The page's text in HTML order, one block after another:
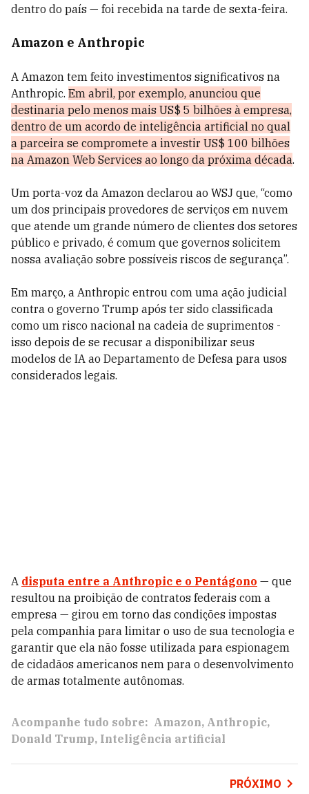
dentro do país — foi recebida na tarde de sexta-feira.
Amazon e Anthropic
A Amazon tem feito investimentos significativos na
Anthropic. Em abril, por exemplo, anunciou que
destinaria pelo menos mais US$ 5 bilhões à empresa,
dentro de um acordo de inteligência artificial no qual
a parceira se compromete a investir US$ 100 bilhões
na Amazon Web Services ao longo da próxima década.
Um porta-voz da Amazon declarou ao WSJ que, “como
um dos principais provedores de serviços em nuvem
que atende um grande número de clientes dos setores
público e privado, é comum que governos solicitem
nossa avaliação sobre possíveis riscos de segurança”.
Em março, a Anthropic entrou com uma ação judicial
contra o governo Trump após ter sido classificada
como um risco nacional na cadeia de suprimentos -
isso depois de se recusar a disponibilizar seus
modelos de IA ao Departamento de Defesa para usos
considerados legais.
A disputa entre a Anthropic e o Pentágono — que
resultou na proibição de contratos federais com a
empresa — girou em torno das condições impostas
pela companhia para limitar o uso de sua tecnologia e
garantir que ela não fosse utilizada para espionagem
de cidadãos americanos nem para o desenvolvimento
de armas totalmente autônomas.
Acompanhe tudo sobre: Amazon Anthropic
Donald Trump Inteligência artificial
PRÓXIMO